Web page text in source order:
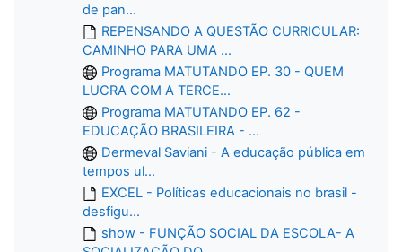
de pan...
REPENSANDO A QUESTÃO CURRICULAR:
CAMINHO PARA UMA ...
Programa MATUTANDO EP. 30 - QUEM
LUCRA COM A TERCE...
Programa MATUTANDO EP. 62 -
EDUCAÇÃO BRASILEIRA - ...
Dermeval Saviani - A educação pública em
tempos ul...
EXCEL - Políticas educacionais no brasil -
desfigu...
show - FUNÇÃO SOCIAL DA ESCOLA- A